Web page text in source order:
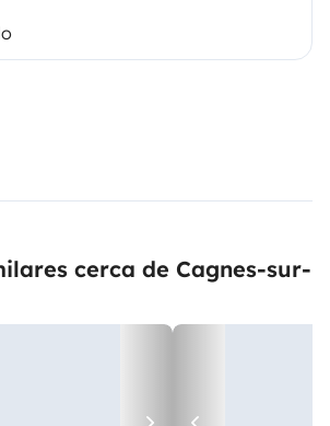
cerca de Cagnes-sur-